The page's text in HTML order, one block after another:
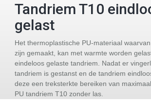
Tandriem T10
gelast
Het thermoplastische PU-materiaal
zijn gemaakt, kan met warmte worden
eindeloos gelaste tandriem. Nadat er
tandriem is gestanst en de tandriem
deze een treksterkte bereiken van
PU tandriem T10 zonder las.